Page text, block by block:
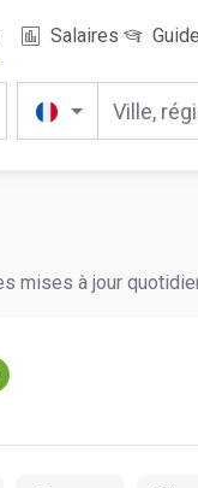
Salaires
mises à jour